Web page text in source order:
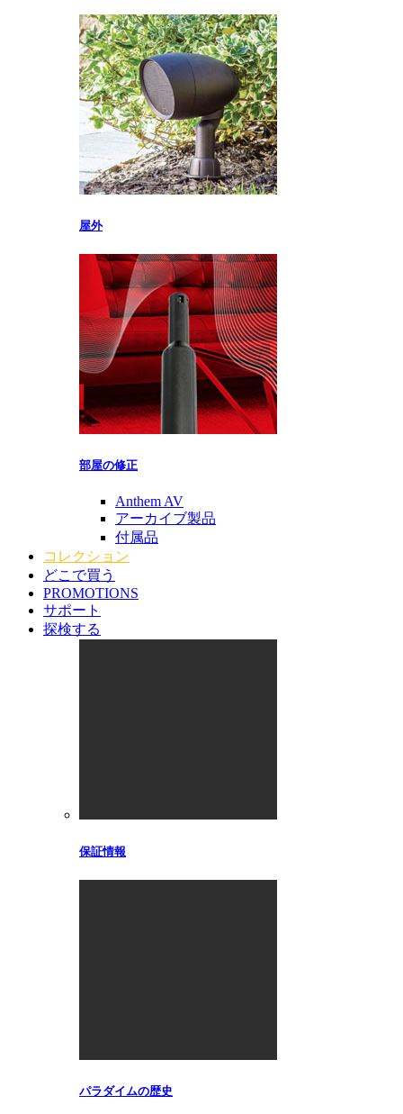
屋外
部屋の修正
Anthem AV
アーカイブ製品
付属品
コレクション
どこで買う
PROMOTIONS
サポート
探検する
保証情報
パラダイムの歴史